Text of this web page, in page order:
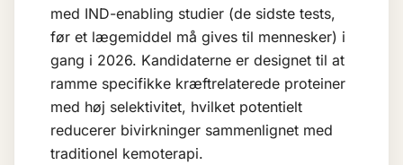
med IND-enabling studier (de sidste tests,
før et lægemiddel må gives til mennesker) i
gang i 2026. Kandidaterne er designet til at
ramme specifikke kræftrelaterede proteiner
med høj selektivitet, hvilket potentielt
reducerer bivirkninger sammenlignet med
traditionel kemoterapi.